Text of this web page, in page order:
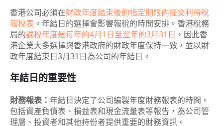
香港公司必須在財政年度結束後的指定期限內提交利得稅
報稅表 。年結日的選擇會影響報稅的時間安排。香港稅務
局的課稅年度是每年的4月1日至翌年的3月31日 ，因此香
港企業大多選擇與香港政府的財政年度保持一致，並以財
政年度結束日3月31日為公司的年結日。
年結日的重要性
財務報表： 年結日決定了公司編製年度財務報表的時間。
包括資產負債表、損益表和現金流量表等報告，為公司管
理層、投資者和其他持份者提供重要的財務資訊。